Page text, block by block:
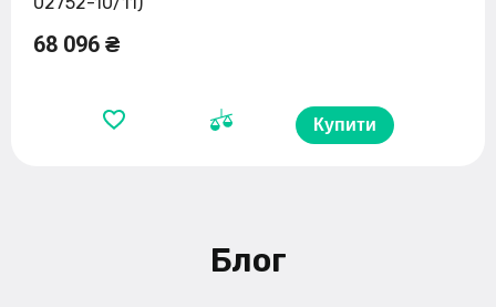
68 096 ₴
Купити
Блог